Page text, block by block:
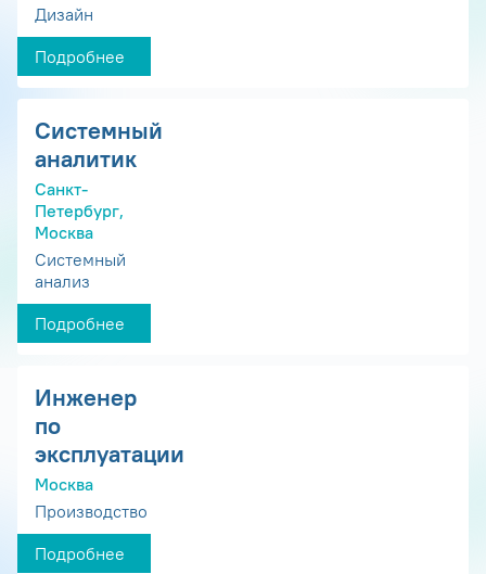
Дизайн
Подробнее
Системный
аналитик
Санкт-
Петербург,
Москва
Системный
анализ
Подробнее
Инженер
по
эксплуатации
Москва
Производство
Подробнее